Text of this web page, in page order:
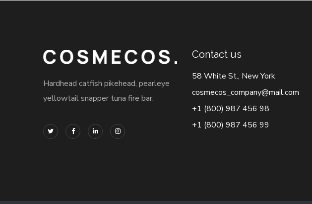
Hardhead catfish pikehead, pearleye
yellowtail snapper tuna fire bar.
Contact us
58 White St., New York
cosmecos_company@mail.com
+1 (800) 987 456 98
+1 (800) 987 456 99